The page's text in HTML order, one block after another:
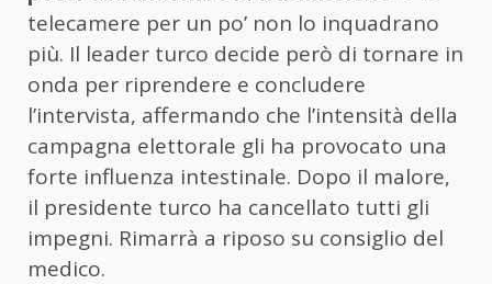
telecamere per un po’ non lo inquadrano
più. Il leader turco decide però di tornare in
onda per riprendere e concludere
l’intervista, affermando che l’intensità della
campagna elettorale gli ha provocato una
forte influenza intestinale. Dopo il malore,
il presidente turco ha cancellato tutti gli
impegni. Rimarrà a riposo su consiglio del
medico.